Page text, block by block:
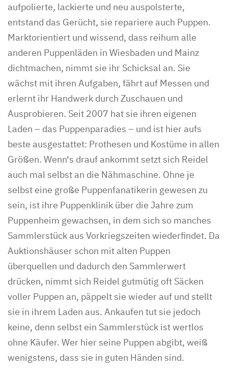
aufpolierte, lackierte und neu auspolsterte,
entstand das Gerücht, sie repariere auch Puppen.
Marktorientiert und wissend, dass reihum alle
anderen Puppenläden in Wiesbaden und Mainz
dichtmachen, nimmt sie ihr Schicksal an. Sie
wächst mit ihren Aufgaben, fährt auf Messen und
erlernt ihr Handwerk durch Zuschauen und
Ausprobieren. Seit 2007 hat sie ihren eigenen
Laden – das Puppenparadies – und ist hier aufs
beste ausgestattet: Prothesen und Kostüme in allen
Größen. Wenn‘s drauf ankommt setzt sich Reidel
auch mal selbst an die Nähmaschine. Ohne je
selbst eine große Puppenfanatikerin gewesen zu
sein, ist ihre Puppenklinik über die Jahre zum
Puppenheim gewachsen, in dem sich so manches
Sammlerstück aus Vorkriegszeiten wiederfindet. Da
Auktionshäuser schon mit alten Puppen
überquellen und dadurch den Sammlerwert
drücken, nimmt sich Reidel gutmütig oft Säcken
voller Puppen an, päppelt sie wieder auf und stellt
sie in ihrem Laden aus. Ankaufen tut sie jedoch
keine, denn selbst ein Sammlerstück ist wertlos
ohne Käufer. Wer hier seine Puppen abgibt, weiß
wenigstens, dass sie in guten Händen sind.